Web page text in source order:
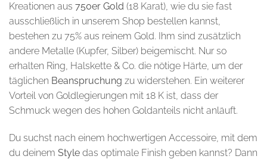
Kreationen aus 750er Gold (18 Karat), wie du sie fast
ausschließlich in unserem Shop bestellen kannst,
bestehen zu 75% aus reinem Gold. Ihm sind zusätzlich
andere Metalle (Kupfer, Silber) beigemischt. Nur so
erhalten Ring, Halskette & Co. die nötige Härte, um der
täglichen Beanspruchung zu widerstehen. Ein weiterer
Vorteil von Goldlegierungen mit 18 K ist, dass der
Schmuck wegen des hohen Goldanteils nicht anläuft.
Du suchst nach einem hochwertigen Accessoire, mit dem
du deinem Style das optimale Finish geben kannst? Dann